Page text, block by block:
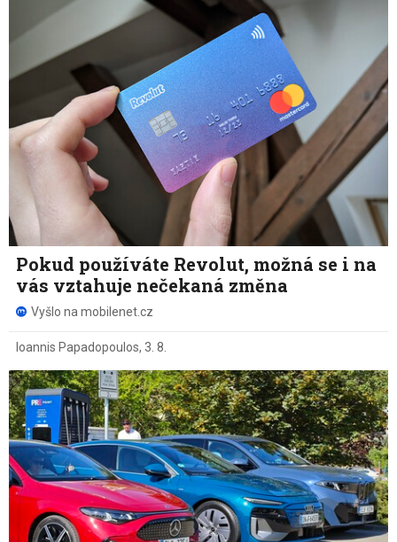
Pokud používáte Revolut, možná se i na
vás vztahuje nečekaná změna
Vyšlo na mobilenet.cz
Ioannis Papadopoulos, 3. 8.